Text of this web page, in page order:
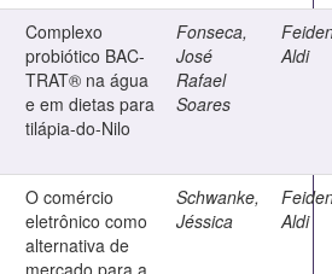
Complexo
probiótico BAC-
TRAT® na água
e em dietas para
tilápia-do-Nilo
Fonseca,
José
Rafael
Soares
Aldi
O comércio
eletrônico como
alternativa de
mercado para a
Schwanke,
Jéssica
Aldi